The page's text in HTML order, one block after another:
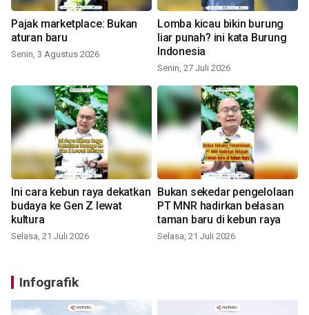
Pajak marketplace: Bukan
aturan baru
Senin, 3 Agustus 2026
Lomba kicau bikin burung
liar punah? ini kata Burung
Indonesia
Senin, 27 Juli 2026
Ini cara kebun raya dekatkan
budaya ke Gen Z lewat
kultura
Selasa, 21 Juli 2026
Bukan sekedar pengelolaan
PT MNR hadirkan belasan
taman baru di kebun raya
Selasa, 21 Juli 2026
Infografik